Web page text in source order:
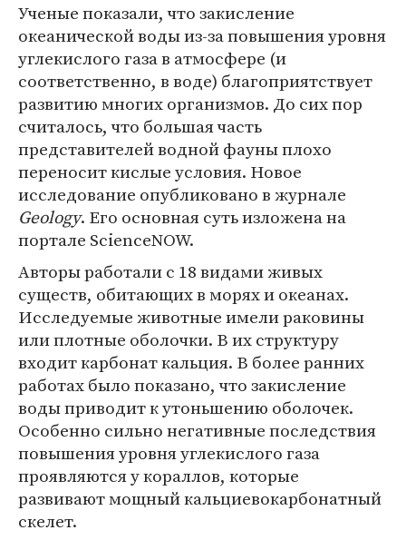
Ученые показали, что закисление
океанической воды из-за повышения уровня
углекислого газа в атмосфере (и
соответственно, в воде) благоприятствует
развитию многих организмов. До сих пор
считалось, что большая часть
представителей водной фауны плохо
переносит кислые условия. Новое
исследование опубликовано в журнале
Geology. Его основная суть изложена на
портале ScienceNOW.
Авторы работали с 18 видами живых
существ, обитающих в морях и океанах.
Исследуемые животные имели раковины
или плотные оболочки. В их структуру
входит карбонат кальция. В более ранних
работах было показано, что закисление
воды приводит к утоньшению оболочек.
Особенно сильно негативные последствия
повышения уровня углекислого газа
проявляются у кораллов, которые
развивают мощный кальциевокарбонатный
скелет.